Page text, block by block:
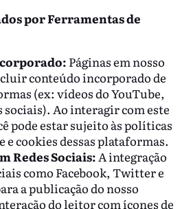
por Ferramentas de
Páginas em nosso
conteúdo incorporado de
(ex: vídeos do YouTube,
sociais). Ao interagir com este
pode estar sujeito às políticas
e cookies dessas plataformas.
Redes Sociais: A integração
como Facebook, Twitter e
a publicação do nosso
do leitor com ícones de